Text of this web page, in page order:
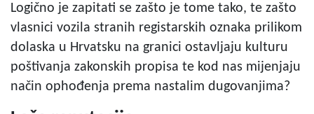
Logično je zapitati se zašto je tome tako, te zašto
vlasnici vozila stranih registarskih oznaka prilikom
dolaska u Hrvatsku na granici ostavljaju kulturu
poštivanja zakonskih propisa te kod nas mijenjaju
način ophođenja prema nastalim dugovanjima?